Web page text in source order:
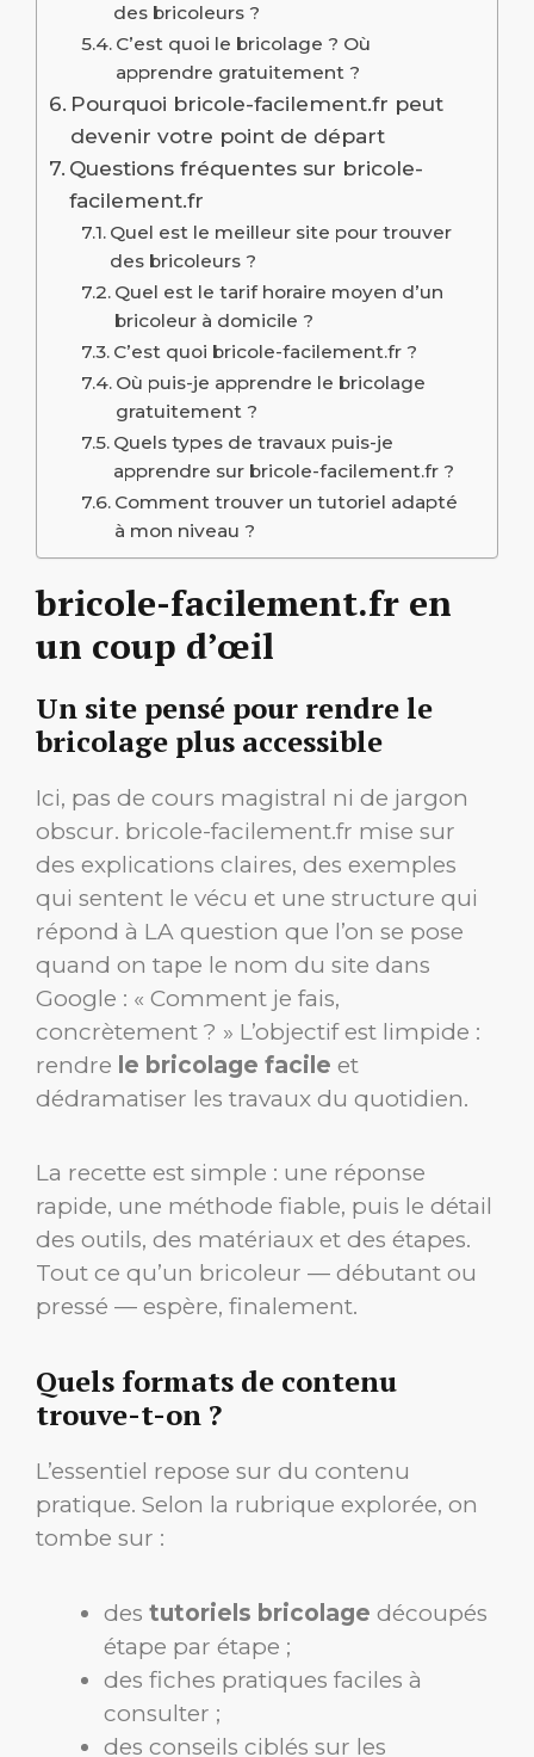
des bricoleurs ?
C’est quoi le bricolage ? Où
apprendre gratuitement ?
Pourquoi bricole-facilement.fr peut
devenir votre point de départ
Questions fréquentes sur bricole-
facilement.fr
Quel est le meilleur site pour trouver
des bricoleurs ?
Quel est le tarif horaire moyen d’un
bricoleur à domicile ?
C’est quoi bricole-facilement.fr ?
Où puis-je apprendre le bricolage
gratuitement ?
Quels types de travaux puis-je
apprendre sur bricole-facilement.fr ?
Comment trouver un tutoriel adapté
à mon niveau ?
bricole-facilement.fr en
un coup d’œil
Un site pensé pour rendre le
bricolage plus accessible
Ici, pas de cours magistral ni de jargon
obscur. bricole-facilement.fr mise sur
des explications claires, des exemples
qui sentent le vécu et une structure qui
répond à LA question que l’on se pose
quand on tape le nom du site dans
Google : « Comment je fais,
concrètement ? » L’objectif est limpide :
rendre le bricolage facile et
dédramatiser les travaux du quotidien.
La recette est simple : une réponse
rapide, une méthode fiable, puis le détail
des outils, des matériaux et des étapes.
Tout ce qu’un bricoleur — débutant ou
pressé — espère, finalement.
Quels formats de contenu
trouve-t-on ?
L’essentiel repose sur du contenu
pratique. Selon la rubrique explorée, on
tombe sur :
des tutoriels bricolage découpés
étape par étape ;
des fiches pratiques faciles à
consulter ;
des conseils ciblés sur les